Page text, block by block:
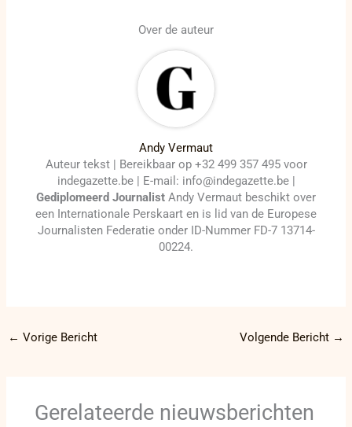
Over de auteur
Andy Vermaut
Auteur tekst | Bereikbaar op +32 499 357 495 voor
indegazette.be | E-mail: info@indegazette.be |
Gediplomeerd Journalist Andy Vermaut beschikt over
een Internationale Perskaart en is lid van de Europese
Journalisten Federatie onder ID-Nummer FD-7 13714-
00224.
← Vorige Bericht Volgende Bericht →
Gerelateerde nieuwsberichten